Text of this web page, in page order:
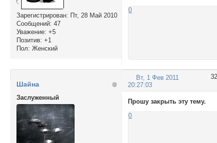
Зарегистрирован: Пт, 28 Май 2010
Сообщений: 47
Уважение: +5
Позитив: +1
Пол: Женский
0
32
Вт, 1 Фев 2011
20:27:03
Шайна
Заслуженный
Прошу закрыть эту тему.
0